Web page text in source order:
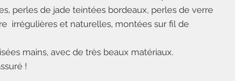
perles de jade teintées bordeaux, perles de verre
irrégulières et naturelles, montées sur fil de
mains, avec de très beaux matériaux.
!